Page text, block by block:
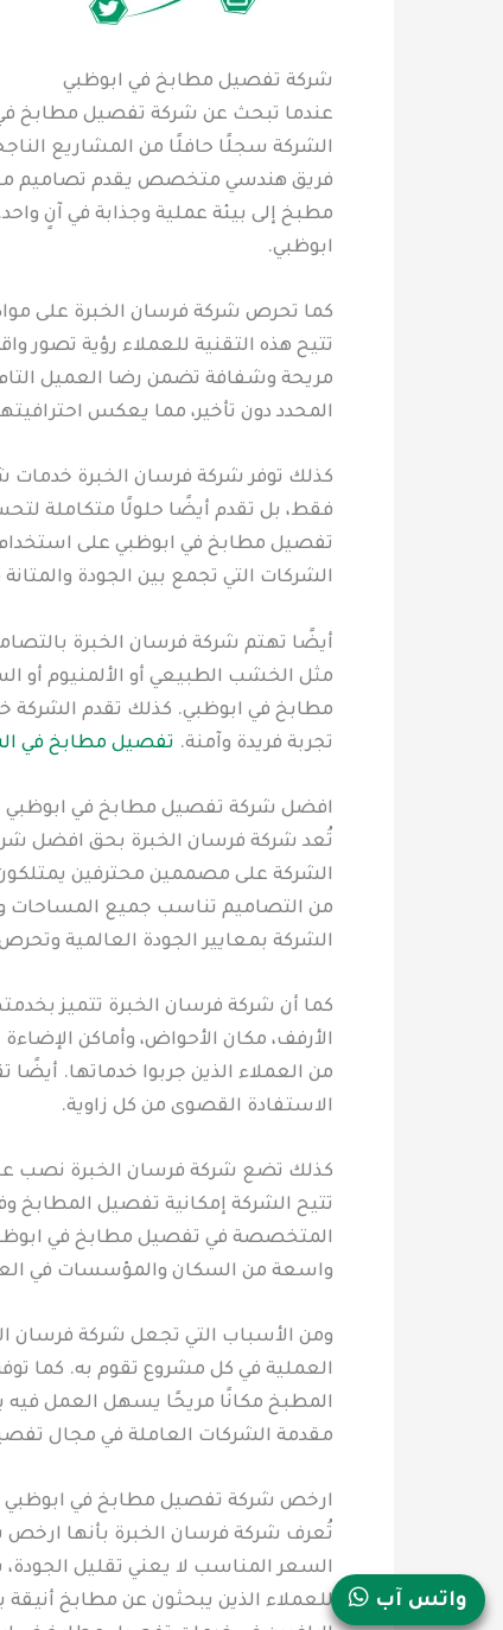
شركة تفصيل مطابخ في ابوظبي
عندما تبحث عن شركة تفصيل مطابخ في
الشركة سجلًا حافلًا من المشاريع
فريق هندسي متخصص يقدم تصاميم
مطبخ إلى بيئة عملية وجذابة في آنٍ
ابوظبي.
كما تحرص شركة فرسان الخبرة على
تتيح هذه التقنية للعملاء رؤية
مريحة وشفافة تضمن رضا العميل التام
المحدد دون تأخير، مما يعكس
كذلك توفر شركة فرسان الخبرة خدمات
فقط، بل تقدم أيضًا حلولًا متكاملة
تفصيل مطابخ في ابوظبي على استخدام
الشركات التي تجمع بين الجودة
أيضًا تهتم شركة فرسان الخبرة
مثل الخشب الطبيعي أو الألمنيوم أو
مطابخ في ابوظبي. كذلك تقدم الشركة
تجربة فريدة وآمنة. تفصيل مطابخ في
افضل شركة تفصيل مطابخ في ابوظبي
تُعد شركة فرسان الخبرة بحق افضل
الشركة على مصممين محترفين
من التصاميم تناسب جميع المساحات
الشركة بمعايير الجودة العالمية
كما أن شركة فرسان الخبرة تتميز
الأرفف، مكان الأحواض، وأماكن
من العملاء الذين جربوا خدماتها.
الاستفادة القصوى من كل زاوية.
كذلك تضع شركة فرسان الخبرة نصب
تتيح الشركة إمكانية تفصيل المطابخ
المتخصصة في تفصيل مطابخ في
واسعة من السكان والمؤسسات في
ومن الأسباب التي تجعل شركة فرسان
العملية في كل مشروع تقوم به. كما
المطبخ مكانًا مريحًا يسهل العمل فيه
مقدمة الشركات العاملة في مجال
ارخص شركة تفصيل مطابخ في ابوظبي
تُعرف شركة فرسان الخبرة بأنها ارخص
السعر المناسب لا يعني تقليل
للعملاء الذين يبحثون عن مطابخ
واتس آب